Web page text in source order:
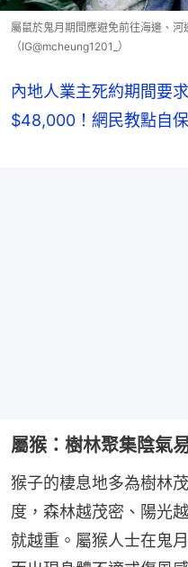
屬鼠於鬼月期間應避免前往海邊、
（IG@mcheung1201_）
內地人業主死約期間要
$48,000！網民教點自保
屬猴：樹林聚集陰氣
猴子的棲息地多為樹林
度，森林越茂密、陽光
就越重。屬猴人士在鬼